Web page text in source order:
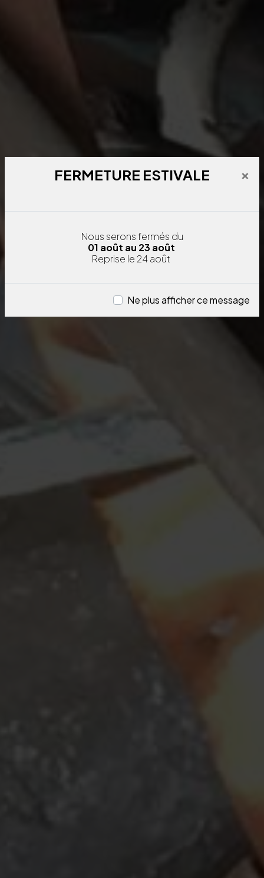
FERMETURE ESTIVALE ×
Nous serons fermés du
01 août au 23 août
Reprise le 24 août
Ne plus afficher ce message